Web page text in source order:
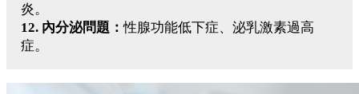
炎。
12. 內分泌問題：性腺功能低下症、泌乳激素過高
症。